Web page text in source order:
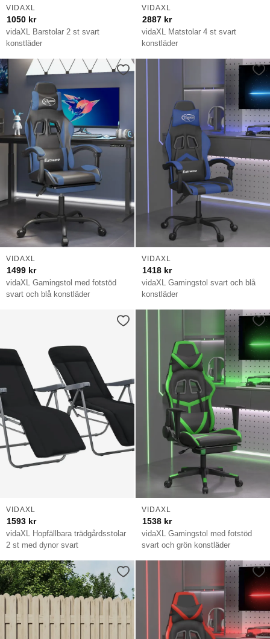
vidaXL Barstolar 2 st svart
konstläder
VIDAXL
1050 kr
vidaXL Matstolar 4 st svart
konstläder
VIDAXL
2887 kr
vidaXL Gamingstol med fotstöd
svart och blå konstläder
VIDAXL
1499 kr
vidaXL Gamingstol svart och blå
konstläder
VIDAXL
1418 kr
vidaXL Hopfällbara trädgårdsstolar
2 st med dynor svart
VIDAXL
1593 kr
vidaXL Gamingstol med fotstöd
svart och grön konstläder
VIDAXL
1538 kr